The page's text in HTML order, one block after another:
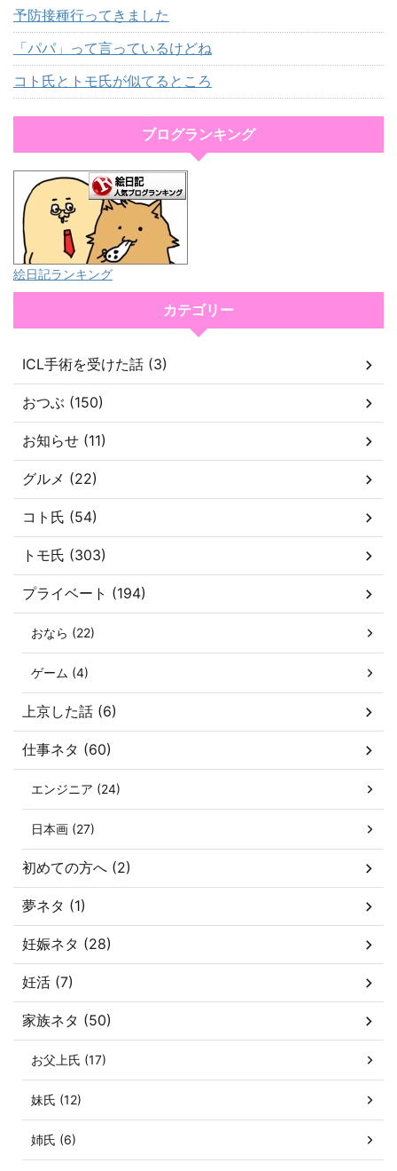
予防接種行ってきました
「パパ」って言っているけどね
コト氏とトモ氏が似てるところ
ブログランキング
絵日記ランキング
カテゴリー
ICL手術を受けた話 (3)
おつぶ (150)
お知らせ (11)
グルメ (22)
コト氏 (54)
トモ氏 (303)
プライベート (194)
おなら (22)
ゲーム (4)
上京した話 (6)
仕事ネタ (60)
エンジニア (24)
日本画 (27)
初めての方へ (2)
夢ネタ (1)
妊娠ネタ (28)
妊活 (7)
家族ネタ (50)
お父上氏 (17)
妹氏 (12)
姉氏 (6)